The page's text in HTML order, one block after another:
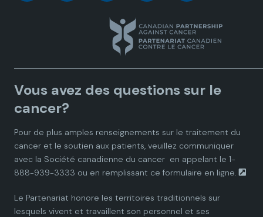
a
d
a
n
P
a
d
a
n
P
n
a
d
a
n
P
n
a
d
a
n
P
n
a
d
a
n
P
Vous avez des questions sur le
cancer?
Pour de plus amples renseignements sur le traitement du
cancer et le soutien aux patients, veuillez communiquer
avec la Société canadienne du cancer en appelant le 1-
888-939-3333 ou en remplissant ce formulaire en ligne.
Le Partenariat honore les territoires traditionnels sur
lesquels vivent et travaillent son personnel et ses